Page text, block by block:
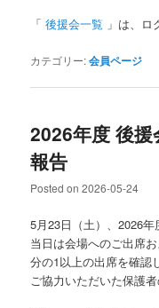
「後援会一覧 」は、ロ
カテゴリー:会員ページ
2026年度 後
報告
Posted on2026-05-24
5月23日（土）、2026年
当日は会場へのご出席
分の1以上の出席を確認
ご協力いただいた保護